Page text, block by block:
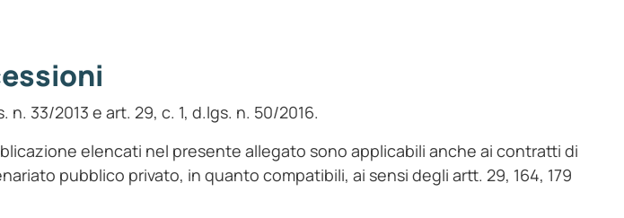
n. 33/2013 e art. 29, c. 1, d.lgs. n. 50/2016.
elencati nel presente allegato sono applicabili anche ai contratti di
pubblico privato, in quanto compatibili, ai sensi degli artt. 29, 164, 179